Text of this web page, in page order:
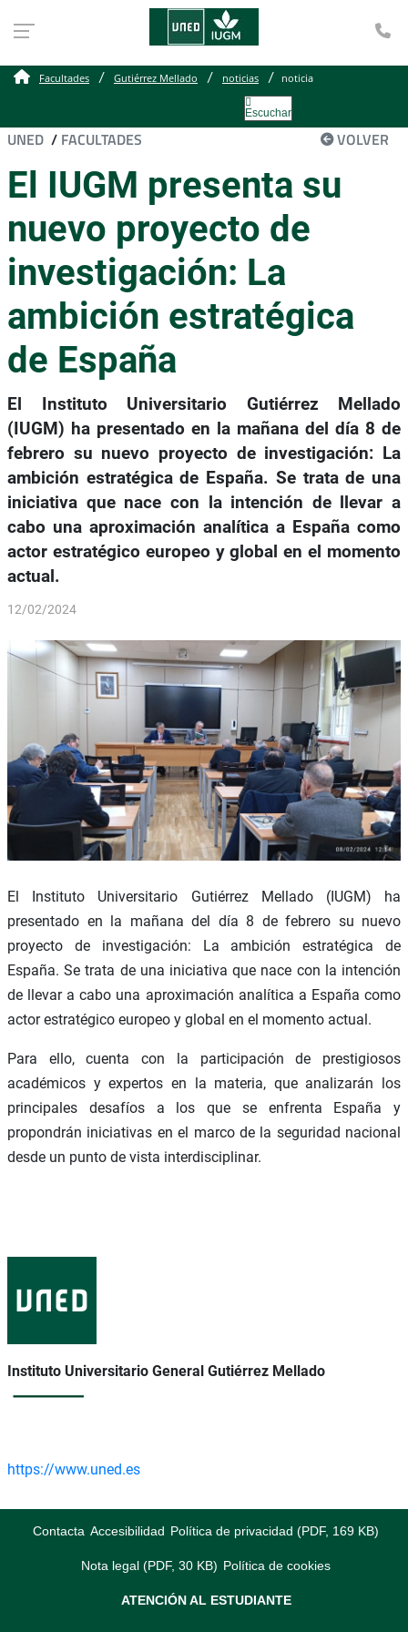
Facultades Gutiérrez Mellado noticias noticia
Escuchar
UNED / FACULTADES VOLVER
El IUGM presenta su
nuevo proyecto de
investigación: La
ambición estratégica
de España
El Instituto Universitario Gutiérrez Mellado
(IUGM) ha presentado en la mañana del día 8 de
febrero su nuevo proyecto de investigación: La
ambición estratégica de España. Se trata de una
iniciativa que nace con la intención de llevar a
cabo una aproximación analítica a España como
actor estratégico europeo y global en el momento
actual.
12/02/2024
El Instituto Universitario Gutiérrez Mellado (IUGM) ha
presentado en la mañana del día 8 de febrero su nuevo
proyecto de investigación: La ambición estratégica de
España. Se trata de una iniciativa que nace con la intención
de llevar a cabo una aproximación analítica a España como
actor estratégico europeo y global en el momento actual.
Para ello, cuenta con la participación de prestigiosos
académicos y expertos en la materia, que analizarán los
principales desafíos a los que se enfrenta España y
propondrán iniciativas en el marco de la seguridad nacional
desde un punto de vista interdisciplinar.
Instituto Universitario General Gutiérrez Mellado
https://www.uned.es
Contacta Accesibilidad Política de privacidad (PDF, 169 KB)
Nota legal (PDF, 30 KB) Política de cookies
ATENCIÓN AL ESTUDIANTE